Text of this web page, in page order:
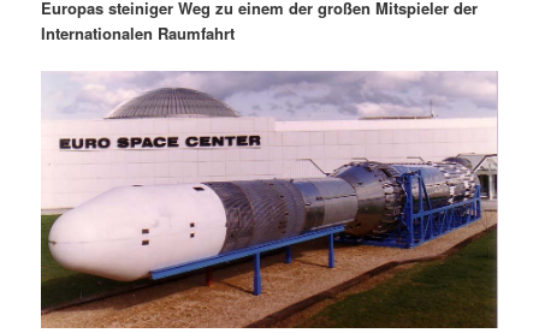
e
n
I
n
ä
r
e
n
n
a
o
n
Europas steiniger Weg zu einem der großen Mitspieler der
Internationalen Raumfahrt